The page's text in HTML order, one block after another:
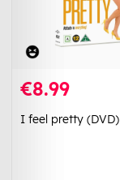
€8.99
I feel pretty (DVD)